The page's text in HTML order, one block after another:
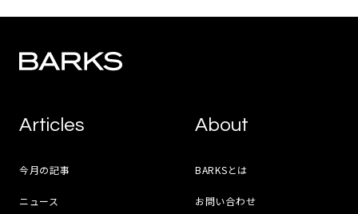
Articles
今月の記事
ニュース
About
BARKSとは
お問い合わせ